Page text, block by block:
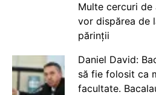
Multe cercuri
vor dispărea de
părinții
Daniel David:
să fie folosit ca
facultate.